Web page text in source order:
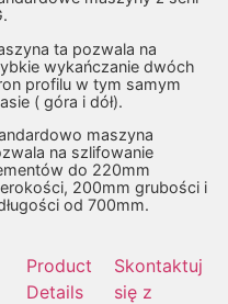
ta pozwala na
wykańczanie dwóch
profilu w tym samym
( góra i dół).
maszyna
na szlifowanie
do 220mm
200mm grubości i
od 700mm.
Product
Details
Skontaktuj
się z